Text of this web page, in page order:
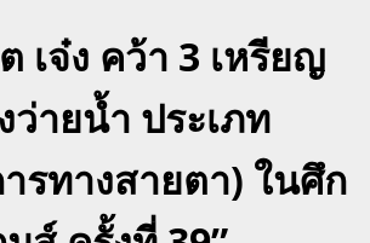
เจ๋ง คว้า 3 เหรียญ
ว่ายน้ำ ประเภท
รทางสายตา) ในศึก